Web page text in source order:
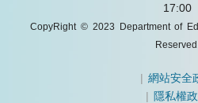
17:00
CopyRight © 2023 Department of
Reserved.
|網站安全
| 隱私權